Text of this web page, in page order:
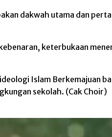
dakwah utama dan
keterbukaan
Islam Berkemajuan
sekolah. (Cak Choir)